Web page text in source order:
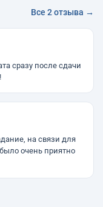
Все 2 отзыва →
сразу после сдачи
на связи для
очень приятно